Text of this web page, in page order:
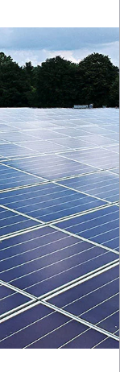
rıza)
kapsamında
eğilimleri
faaliyetlerinin
iletişim,
pazarlama,
cihaz
(Hukuki
kodları,
kodları,
MMS, e-
işlem